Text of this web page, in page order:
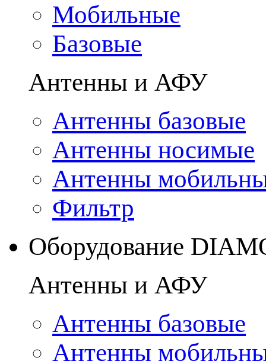
Мобильные
Базовые
Антенны и АФУ
Антенны базовые
Антенны носимые
Антенны
Фильтр
Оборудование
Антенны и АФУ
Антенны базовые
Антенны